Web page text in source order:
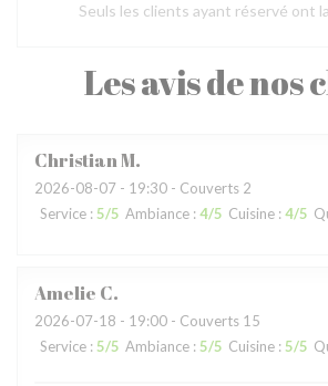
Les avis de nos
ChristianM
2026-08-07 - 19:30 - Couverts 2
Service : 5/5 Ambiance : 4/5 Cuisine : 4/5
Amelie C
2026-07-18 - 19:00 - Couverts 15
Service : 5/5 Ambiance : 5/5 Cuisine : 5/5
Seuls les clients ayant réservé ont